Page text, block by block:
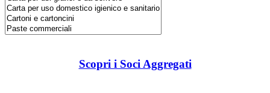
Scopri i Soci Aggregati